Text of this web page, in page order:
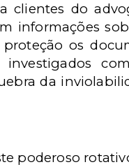
clientes do
informações
os
da
poderoso